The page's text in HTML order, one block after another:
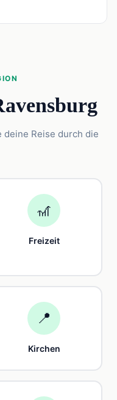
deine Reise durch die
🎢
Freizeit
📍
Kirchen